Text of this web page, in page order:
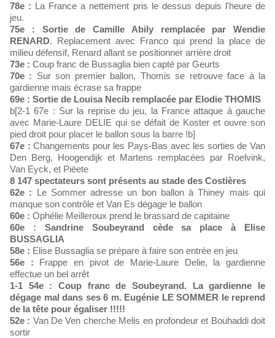
78e : La France a nettement pris le dessus depuis l'heure de
jeu.
75e :
Sortie de Camille Abily remplacée par Wendie
RENARD. Replacement avec Franco qui prend la place de
milieu défensif, Renard allant se positionner arrière droit
73e : Coup franc de Bussaglia bien capté par Geurts
70e : Sur son premier ballon, Thomis se retrouve face à la
gardienne mais écrase sa frappe
69e : Sortie de Louisa Necib remplacée par Elodie THOMIS
b[2-1 67e : Sur la reprise du jeu, la France attaque à gauche
avec Marie-Laure DELIE qui se défait de Koster et ouvre son
pied droit pour placer le ballon sous la barre !b]
67e : Changements pour les Pays-Bas avec les sorties de Van
Den Berg, Hoogendijk et Martens remplacées par Roelvink,
Van Eyck, et Piëete
8 147 spectateurs sont présents au stade des Costières
62e : Le Sommer adresse un bon ballon à Thiney mais qui
manque son contrôle et Van Es dégage le ballon
60e : Ophélie Meilleroux prend le brassard de capitaine
60e :
Sandrine Soubeyrand cède sa place à Elise
BUSSAGLIA
58e : Elise Bussaglia se prépare à faire son entrée en jeu
56e : Frappe en pivot de Marie-Laure Delie, la gardienne
effectue un bel arrêt
1-1 54e : Coup franc de Soubeyrand. La gardienne le
dégage mal dans ses 6 m. Eugénie LE SOMMER le reprend
de la tête pour égaliser !!!!!
52e : Van De Ven cherche Melis en profondeur et Bouhaddi doit
sortir